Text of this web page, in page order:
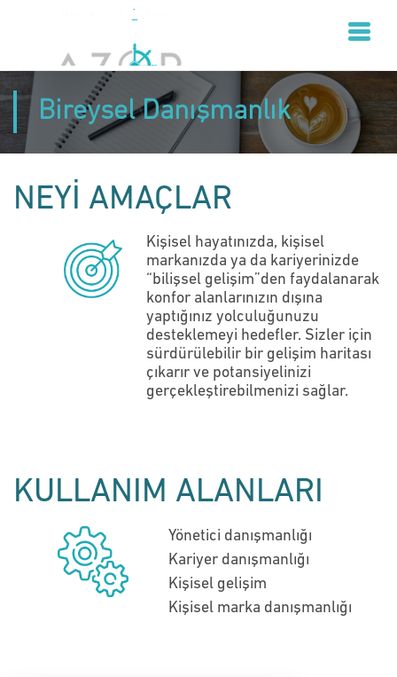
Bireysel Danışmanlık
NEYİ AMAÇLAR
Kişisel hayatınızda, kişisel
markanızda ya da kariyerinizde
“bilişsel gelişim”den faydalanarak
konfor alanlarınızın dışına
yaptığınız yolculuğunuzu
desteklemeyi hedefler. Sizler için
sürdürülebilir bir gelişim haritası
çıkarır ve potansiyelinizi
gerçekleştirebilmenizi sağlar.
KULLANIM ALANLARI
Yönetici danışmanlığı
Kariyer danışmanlığı
Kişisel gelişim
Kişisel marka danışmanlığı